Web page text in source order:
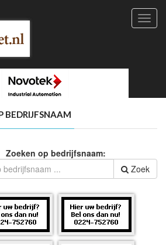
BEDRIJFSNAAM
Zoeken op bedrijfsnaam:
Zoek